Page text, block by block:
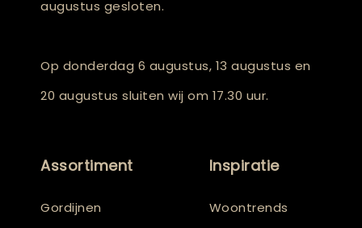
augustus gesloten.
Op donderdag 6 augustus, 13 augustus en
20 augustus sluiten wij om 17.30 uur.
Assortiment
Gordijnen
Inspiratie
Woontrends